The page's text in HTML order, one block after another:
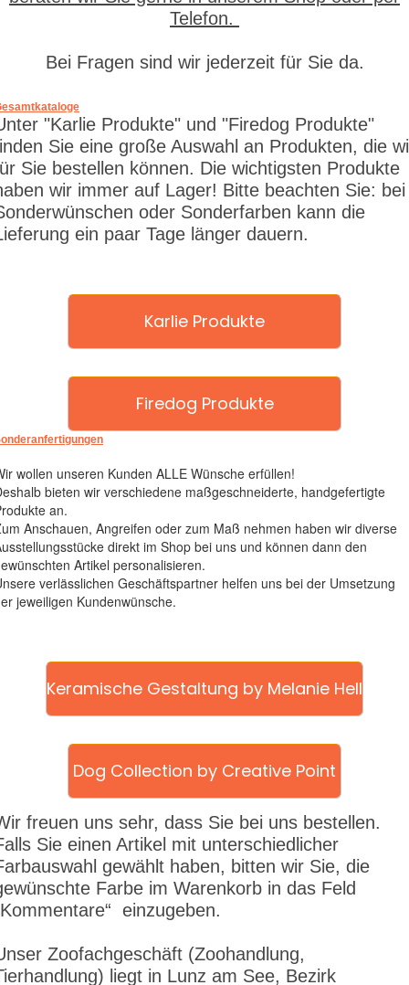
Telefon.
Bei Fragen sind wir jederzeit für Sie da.
"Karlie Produkte" und "Firedog Produkte"
Sie eine große Auswahl an Produkten, die
Sie bestellen können. Die wichtigsten Produkte
wir immer auf Lager! Bitte beachten Sie: bei
oder Sonderfarben kann die
ein paar Tage länger dauern.
Karlie Produkte
Firedog Produkte
wollen unseren Kunden ALLE Wünsche erfüllen!
bieten wir verschiedene maßgeschneiderte, handgefertigte
an.
Anschauen, Angreifen oder zum Maß nehmen haben wir diverse
direkt im Shop bei uns und können dann den
Artikel personalisieren.
verlässlichen Geschäftspartner helfen uns bei der Umsetzung
jeweiligen Kundenwünsche.
Keramische Gestaltung by Melanie Hell
Dog Collection by Creative Point
freuen uns sehr, dass Sie bei uns bestellen.
Sie einen Artikel mit unterschiedlicher
gewählt haben, bitten wir Sie, die
Farbe im Warenkorb in das Feld
einzugeben.
Zoofachgeschäft (Zoohandlung,
liegt in Lunz am See, Bezirk